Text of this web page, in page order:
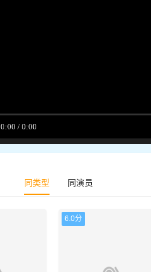
同类型 同演员
6.0分